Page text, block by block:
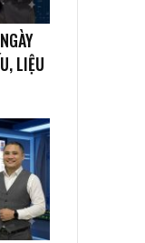
LIỆU